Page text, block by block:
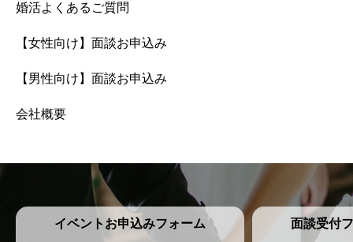
婚活よくあるご質問
【女性向け】面談お申込み
【男性向け】面談お申込み
会社概要
イベントお申込みフォーム 面談受付